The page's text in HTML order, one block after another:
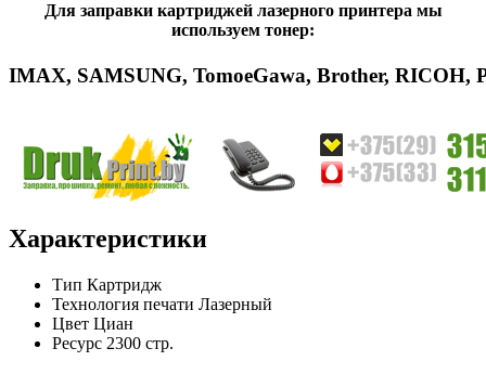
Для заправки картриджей лазерного принтера мы
используем тонер:
IMAX, SAMSUNG, TomoeGawa, Brother, RICOH,
Характеристики
Тип Картридж
Технология печати Лазерный
Цвет Циан
Ресурс 2300 стр.